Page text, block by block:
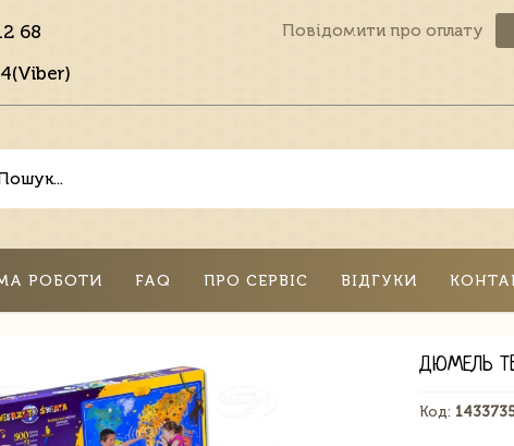
68
Повідомити про оплату
РОБОТИ FAQ ПРО СЕРВІС ВІДГУКИ
ДЮМЕЛЬ
Код: